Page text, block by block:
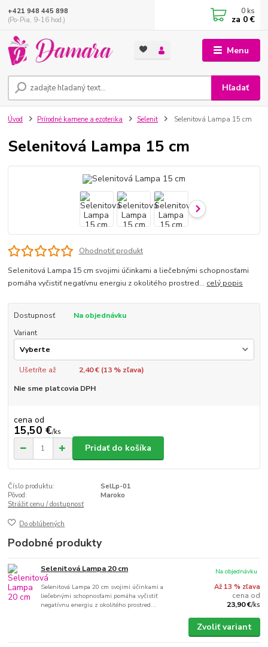
Menu
Hľadať
+421 948 445 898
(Po-Pia, 9-16 hod.)
0 ks
za 0 €
Úvod Prírodné kamene a ezoterika Selenit Selenitová Lampa 15 cm
Selenitová Lampa 15 cm
Ohodnotiť produkt
Selenitová Lampa 15 cm svojimi účinkami a liečebnými schopnosťami
pomáha vyčistiť negatívnu energiu z okolitého prostred... celý popis
Dostupnosť
Na objednávku
Variant
Ušetríte až 2,40 € (13% zľava)
Nie sme platcovia DPH
cena od
15,50 €/ks
Pridať do košíka
Číslo produktu:
SelLp-01
Pôvod:
Maroko
Strážiť cenu / dostupnosť
Do obľúbených
Podobné produkty
Selenitová Lampa 20 cm
Selenitová Lampa 20 cm svojimi účinkami a
liečebnými schopnosťami pomáha vyčistiť
negatívnu energiu z okolitého prostred...
Až 13 % zľava
cena od
23,90 €/ks
Na objednávku
Zvoliť variant